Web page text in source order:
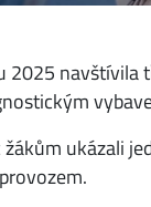
2025 navštívila
ukázali